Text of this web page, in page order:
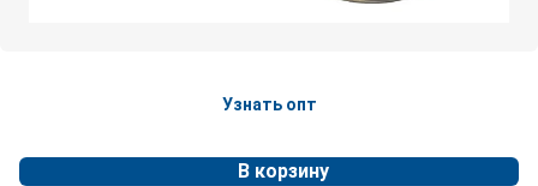
Узнать опт
В корзину